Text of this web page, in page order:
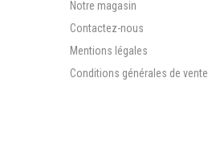
Notre magasin
Contactez-nous
Mentions légales
Conditions générales de vente